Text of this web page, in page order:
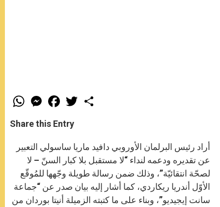
W
h
t
s
p
p
M
e
s
e
g
e
r
F
a
e
b
o
k
w
Share this Entry
أراد رئيس البرلمان الأوروبي دافيد ماريا ساسولي التعبير
عن تقديره ودعمه لنداء “لا مستقبل بلا كبار السنّ – لا
لصحّة انتقائيّة”، وذلك ضمن رسالة طويلة وجّهها للمُوقّع
الأوّل أندريا ريكاردي، كما أشار إليه بيان صدر عن “جماعة
سانت إيجيديو”، وبناء على ما كتبته الزميلة أنيتا بوردان من